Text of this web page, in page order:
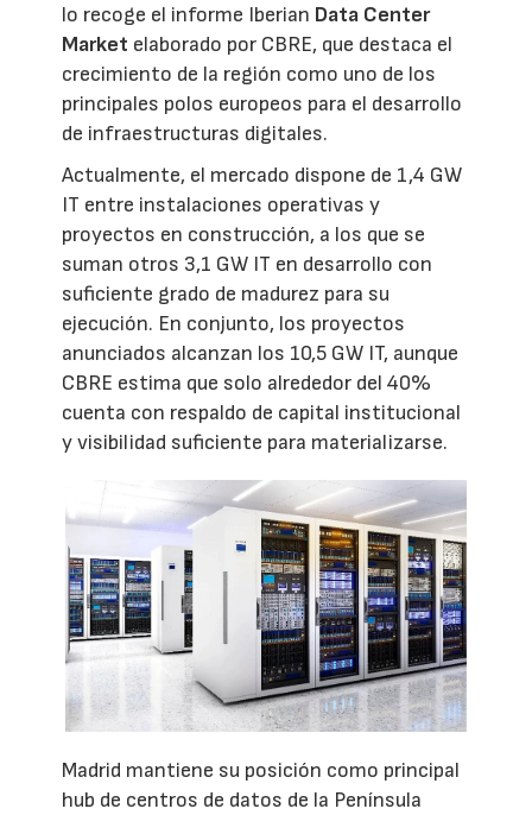
lo recoge el informe Iberian Data Center
Market elaborado por CBRE, que destaca el
crecimiento de la región como uno de los
principales polos europeos para el desarrollo
de infraestructuras digitales.
Actualmente, el mercado dispone de 1,4 GW
IT entre instalaciones operativas y
proyectos en construcción, a los que se
suman otros 3,1 GW IT en desarrollo con
suficiente grado de madurez para su
ejecución. En conjunto, los proyectos
anunciados alcanzan los 10,5 GW IT, aunque
CBRE estima que solo alrededor del 40%
cuenta con respaldo de capital institucional
y visibilidad suficiente para materializarse.
Madrid mantiene su posición como principal
hub de centros de datos de la Península